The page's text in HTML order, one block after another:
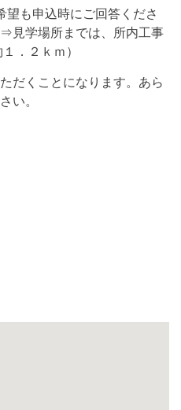
望も申込時にご回答くださ
見学場所までは、所内工事
．２ｋｍ）
だくことになります。あら
い。